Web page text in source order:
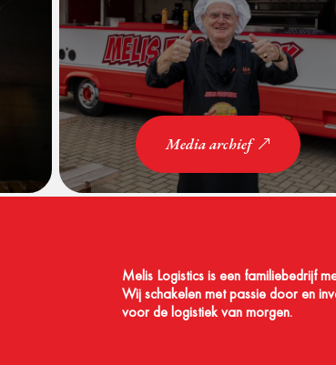
Media archief
Melis Logistics is een familiebedrijf
Wij schakelen met passie door en
voor de logistiek van morgen.